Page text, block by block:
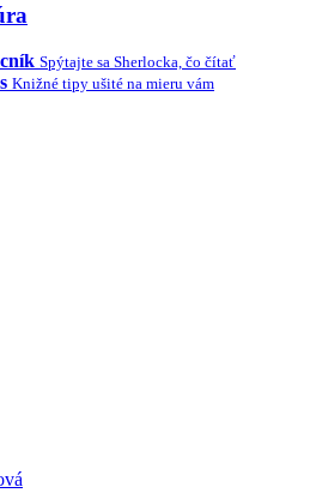
Spýtajte sa Sherlocka, čo čítať
Knižné tipy ušité na mieru vám